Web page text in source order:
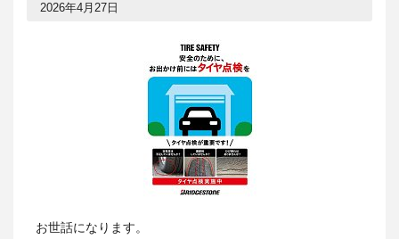
2026年4月27日
お世話になります。